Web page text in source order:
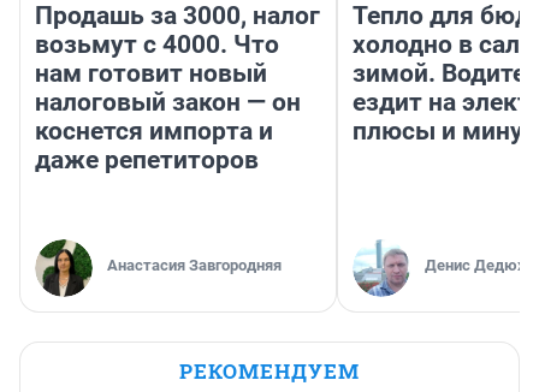
Продашь за 3000, налог
возьмут с 4000. Что
нам готовит новый
налоговый закон — он
коснется импорта и
даже репетиторов
Анастасия Завгородняя
Тепло для
холодно в
зимой.
ездит на
плюсы и
Денис
РЕКОМЕНДУЕМ